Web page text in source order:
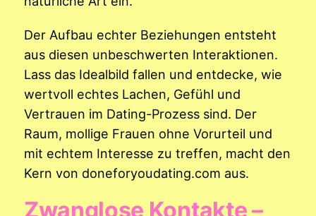
Der Aufbau echter Beziehungen entsteht
aus diesen unbeschwerten Interaktionen.
Lass das Idealbild fallen und entdecke, wie
wertvoll echtes Lachen, Gefühl und
Vertrauen im Dating-Prozess sind. Der
Raum, mollige Frauen ohne Vorurteil und
mit echtem Interesse zu treffen, macht den
Kern von doneforyoudating.com aus.
Zwanglose Kontakte –